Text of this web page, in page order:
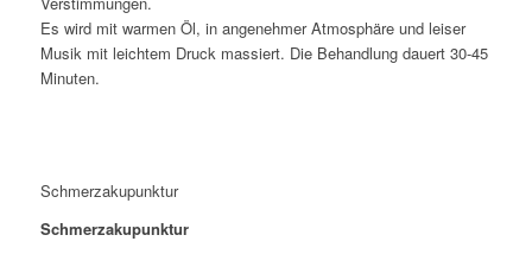
Es wird mit warmen Öl, in angenehmer Atmosphäre und leiser
Musik mit leichtem Druck massiert. Die Behandlung dauert 30-45
Minuten.
Schmerzakupunktur
Schmerzakupunktur